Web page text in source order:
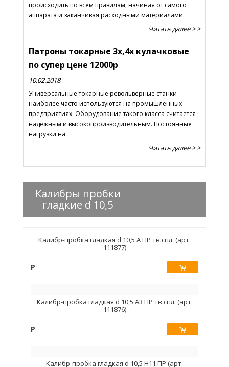
происходить по всем правилам, начиная от самого
аппарата и заканчивая расходными материалами
Читать далее > >
Патроны токарные 3х,4х кулачковые
по супер цене 12000р
10.02.2018
Универсальные токарные револьверные станки
наиболее часто используются на промышленных
предприятиях. Оборудование такого класса считается
надежным и высокопроизводительным. Постоянные
нагрузки на
Читать далее > >
Калибры пробки
гладкие d 10,5
Калибр-пробка гладкая d 10,5 А ПР тв.спл. (арт.
111877)
Р
Калибр-пробка гладкая d 10,5 А3 ПР тв.спл. (арт.
111876)
Р
Калибр-пробка гладкая d 10,5 Н11 ПР (арт.